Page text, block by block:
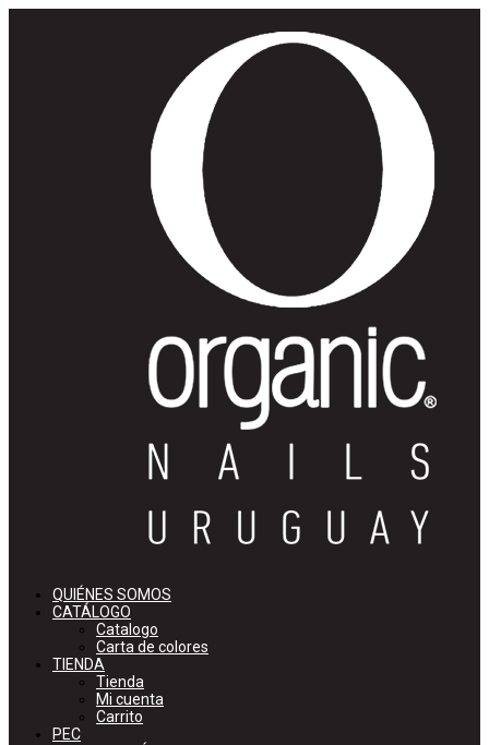
QUIÉNES SOMOS
CATÁLOGO
Catalogo
Carta de colores
TIENDA
Tienda
Mi cuenta
Carrito
PEC